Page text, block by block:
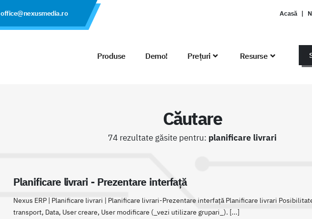
office@nexusmedia.ro Acasă |
Produse Demo! Prețuri Resurse
Căutare
74 rezultate găsite pentru: planificare livrari
Planificare livrari - Prezentare interfață
Nexus ERP | Planificare livrari | Planificare livrari-Prezentare interfață Planificare livrari
transport, Data, User creare, User modificare (_vezi utilizare grupari_). [...]